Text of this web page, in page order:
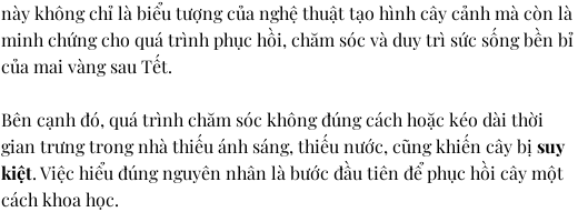
này không chỉ là biểu tượng của nghệ thuật tạo hình cây cảnh mà còn là
minh chứng cho quá trình phục hồi, chăm sóc và duy trì sức sống bền bỉ
của mai vàng sau Tết.
Bên cạnh đó, quá trình chăm sóc không đúng cách hoặc kéo dài thời
gian trưng trong nhà thiếu ánh sáng, thiếu nước, cũng khiến cây bị suy
kiệt. Việc hiểu đúng nguyên nhân là bước đầu tiên để phục hồi cây một
cách khoa học.